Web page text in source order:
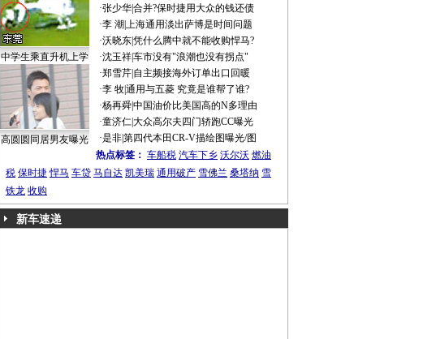
中学生乘直升机上学
高圆圆同居男友曝光
·张少华|合并?保时捷用大众的钱还债
·李 潮 上海通用淡出萨博是时间问题
·沃晓东|凭什么腾中就不能收购悍马?
·沈玉祥|车市没有"浪潮也没有拐点"
·郑雪芹| 自主频接海外订单出口回暖
·李 牧|通用与五菱 究竟是谁帮了谁?
·杨再舜|中国油价比美国高的N多理由
·童济仁|大众高尔夫四门轿跑CC曝光
·是非|第四代本田CR-V描绘图曝光/图
热点标签： 车船税 汽车下乡 沃尔沃 燃油
税 保时捷 悍马 车贷 马自达 凯美瑞 通用破产 雪佛兰 桑塔纳 雪
铁龙 收购
新车速递